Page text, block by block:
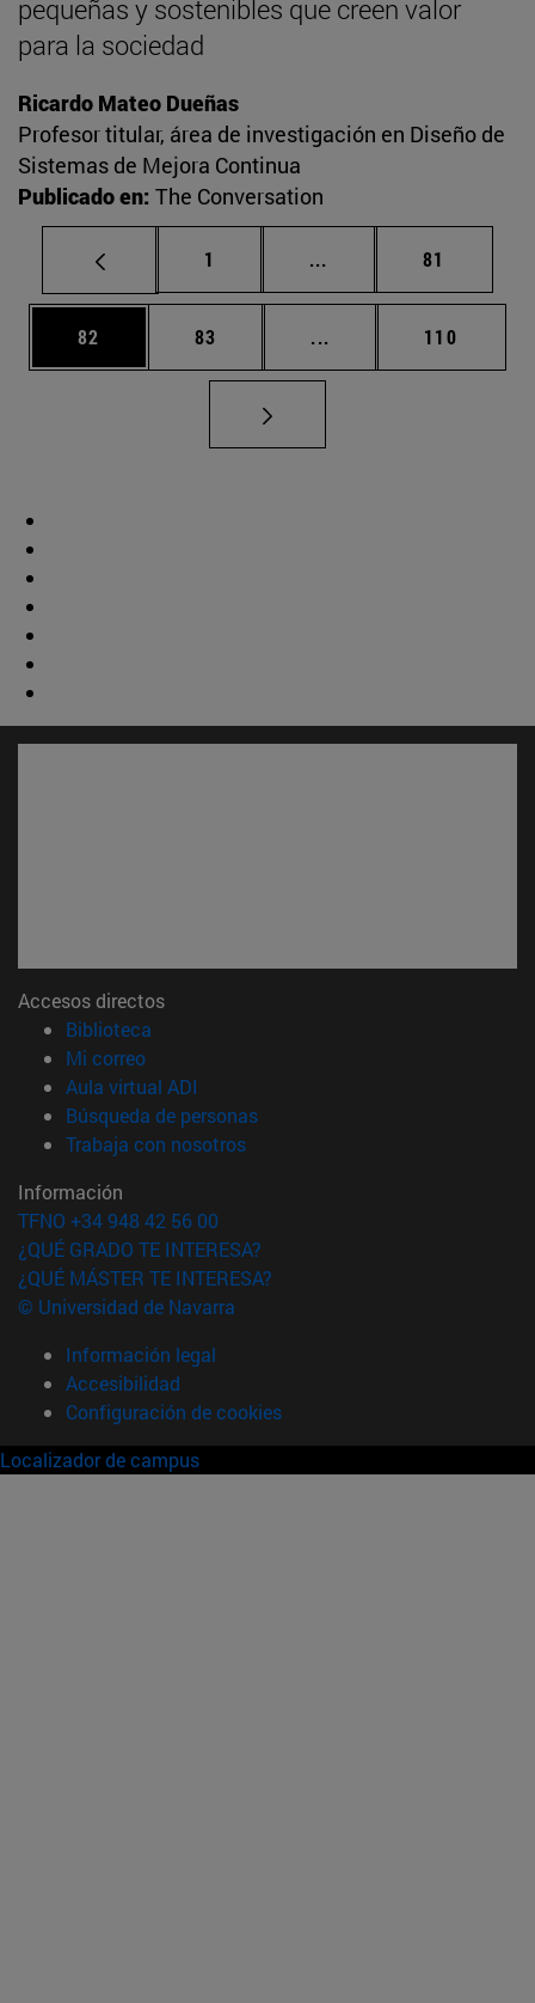
pequeñas y sostenibles que creen valor
para la sociedad
Ricardo Mateo Dueñas
Profesor titular, área de investigación en Diseño de
Sistemas de Mejora Continua
Publicado en: The Conversation
Página
1 ... Páginas intermedias
Página
81
Página
82 Página
83 ... Páginas intermedias
Página
110
Accesos directos
Biblioteca
Mi correo(abre en nueva ventana)
Aula virtual ADI
Búsqueda de personas(abre en nueva ventana)
Trabaja con nosotros(abre en nueva ventana)
Información
TFNO +34 948 42 56 00
¿QUÉ GRADO TE INTERESA?
¿QUÉ MÁSTER TE INTERESA?
© Universidad de Navarra
Información legal
Accesibilidad
Configuración de cookies
Localizador de campus